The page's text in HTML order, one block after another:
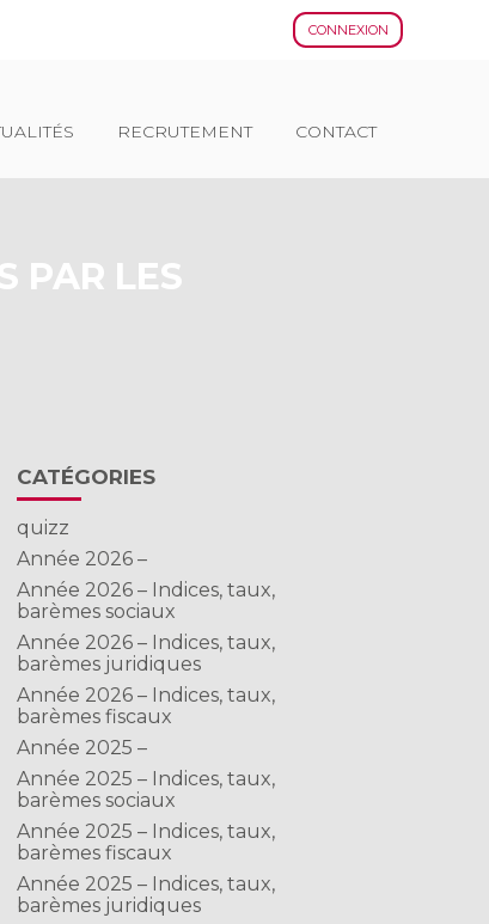
CONNEXION
RECRUTEMENT CONTACT
PAR LES
Blog
sidebar
CATÉGORIES
quizz
Année 2026 –
Année 2026 – Indices, taux,
barèmes sociaux
Année 2026 – Indices, taux,
barèmes juridiques
Année 2026 – Indices, taux,
barèmes fiscaux
Année 2025 –
Année 2025 – Indices, taux,
barèmes sociaux
Année 2025 – Indices, taux,
barèmes fiscaux
Année 2025 – Indices, taux,
barèmes juridiques